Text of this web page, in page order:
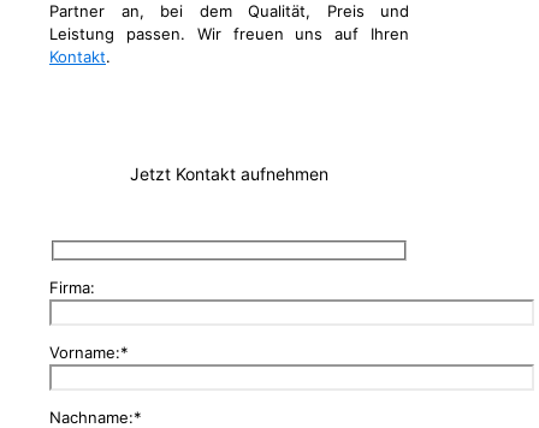
Partner an, bei dem Qualität, Preis und
Leistung passen. Wir freuen uns auf Ihren
Kontakt.
Jetzt Kontakt aufnehmen
Firma:
Vorname:*
Nachname:*